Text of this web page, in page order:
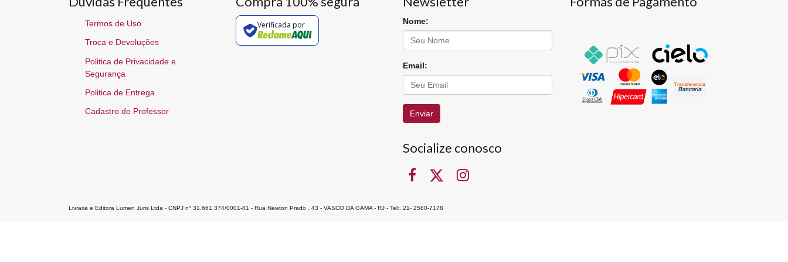
Termos de Uso
Troca e Devoluções
Politica de Privacidade e
Segurança
Politica de Entrega
Cadastro de Professor
Verificada por Nome:
Email:
Enviar
Socialize conosco
Livraria e Editora Lumen Juris Ltda - CNPJ n° 31.661.374/0001-81 - Rua Newton Prado , 43 - VASCO DA GAMA - RJ - Tel:. 21- 2580-7178